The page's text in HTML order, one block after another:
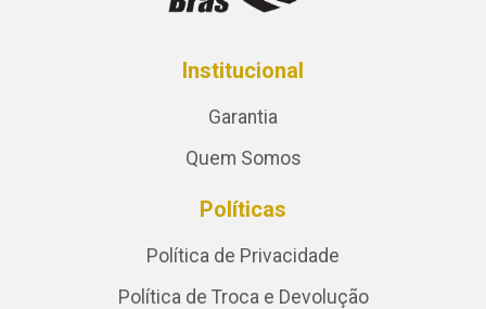
Institucional
Garantia
Quem Somos
Políticas
Política de Privacidade
Política de Troca e Devolução